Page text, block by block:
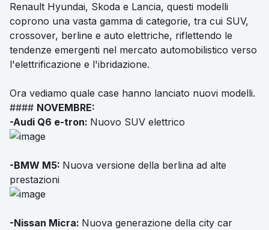
Renault Hyundai, Skoda e Lancia, questi modelli
coprono una vasta gamma di categorie, tra cui SUV,
crossover, berline e auto elettriche, riflettendo le
tendenze emergenti nel mercato automobilistico verso
l'elettrificazione e l'ibridazione.
Ora vediamo quale case hanno lanciato nuovi modelli.
#### NOVEMBRE:
-Audi Q6 e-tron: Nuovo SUV elettrico
-BMW M5: Nuova versione della berlina ad alte
prestazioni
-Nissan Micra: Nuova generazione della city car